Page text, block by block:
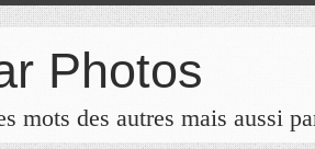
Photos
mots des autres mais aussi